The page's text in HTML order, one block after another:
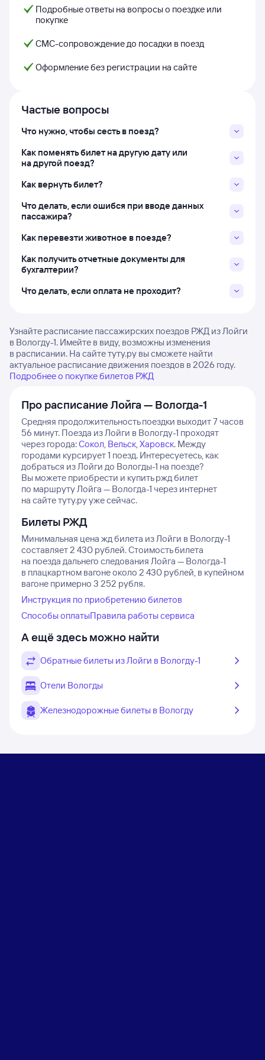
Подробные ответы на вопросы о поездке или
покупке
СМС-сопровождение до посадки в поезд
Оформление без регистрации на сайте
Частые вопросы
Что нужно, чтобы сесть в поезд?
Как поменять билет на другую дату или
на другой поезд?
Как вернуть билет?
Что делать, если ошибся при вводе данных
пассажира?
Как перевезти животное в поезде?
Как получить отчетные документы для
бухгалтерии?
Что делать, если оплата не проходит?
Узнайте расписание пассажирских поездов РЖД из Лойги
в Вологду-1. Имейте в виду, возможны изменения
в расписании. На сайте туту.ру вы сможете найти
актуальное расписание движения поездов в 2026 году.
Подробнее о покупке билетов РЖД
Про расписание Лойга — Вологда-1
Средняя продолжительность поездки выходит 7 часов
56 минут. Поезда из Лойги в Вологду-1 проходят
через города:Сокол, Вельск,Харовск. Между
городами курсирует 1 поезд. Интересуетесь, как
добраться из Лойги до Вологды-1 на поезде?
Вы можете приобрести и купить ржд билет
по маршруту Лойга — Вологда-1 через интернет
на сайте туту.ру уже сейчас.
Билеты РЖД
Минимальная цена жд билета из Лойги в Вологду-1
составляет 2 430 рублей.Стоимость билета
на поезда дальнего следования Лойга — Вологда-1
в плацкартном вагоне около 2 430 рублей, в купейном
вагоне примерно 3 252 рубля.
Инструкция по приобретению билетов
Способы оплатыПравила работы сервиса
А ещё здесь можно найти
Обратные билеты из Лойги в Вологду-1
Отели Вологды
Железнодорожные билеты в Вологду